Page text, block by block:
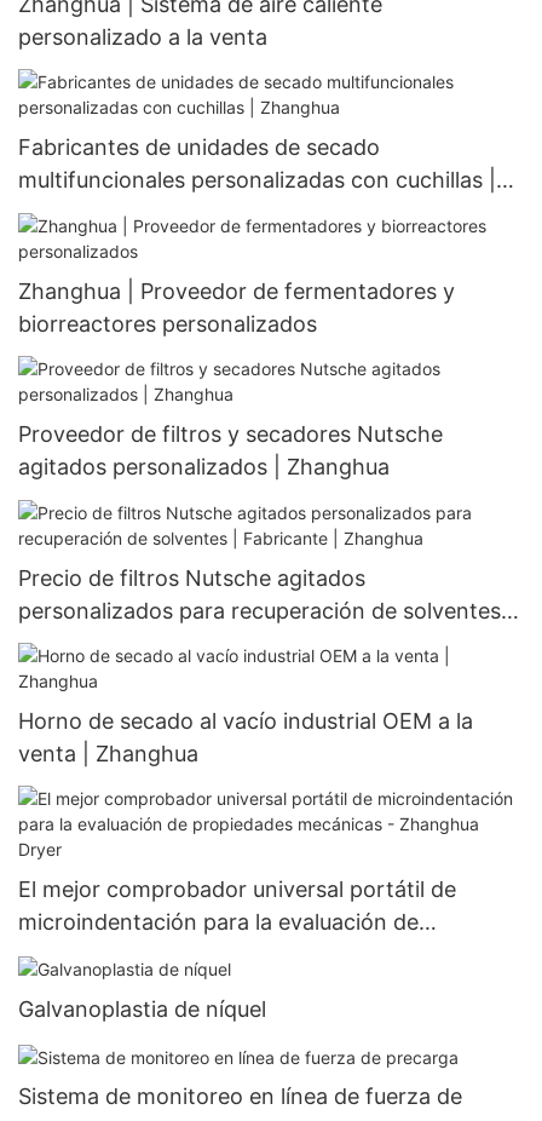
personalizado a la venta
Fabricantes de unidades de secado
multifuncionales personalizadas con cuchillas |
Zhanghua
Zhanghua | Proveedor de fermentadores y
biorreactores personalizados
Proveedor de filtros y secadores Nutsche
agitados personalizados | Zhanghua
Precio de filtros Nutsche agitados
personalizados para recuperación de solventes |
Fabricante | Zhanghua
Horno de secado al vacío industrial OEM a la
venta | Zhanghua
El mejor comprobador universal portátil de
microindentación para la evaluación de
propiedades mecánicas - Zhanghua Dryer
Galvanoplastia de níquel
Sistema de monitoreo en línea de fuerza de